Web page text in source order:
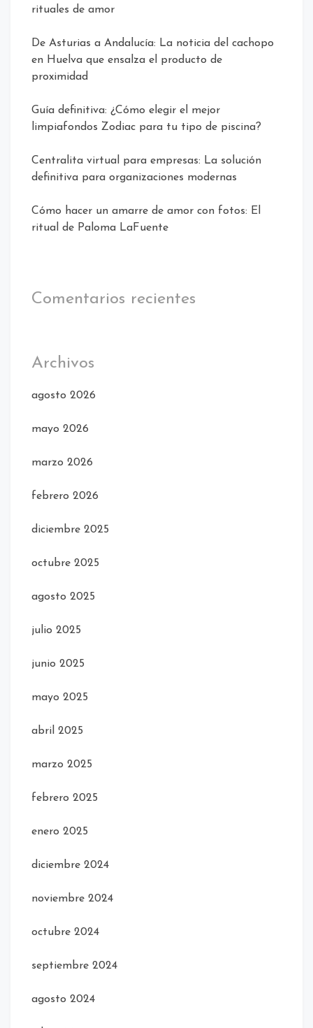
rituales de amor
De Asturias a Andalucía: La noticia del cachopo
en Huelva que ensalza el producto de
proximidad
Guía definitiva: ¿Cómo elegir el mejor
limpiafondos Zodiac para tu tipo de piscina?
Centralita virtual para empresas: La solución
definitiva para organizaciones modernas
Cómo hacer un amarre de amor con fotos: El
ritual de Paloma LaFuente
Comentarios recientes
Archivos
agosto 2026
mayo 2026
marzo 2026
febrero 2026
diciembre 2025
octubre 2025
agosto 2025
julio 2025
junio 2025
mayo 2025
abril 2025
marzo 2025
febrero 2025
enero 2025
diciembre 2024
noviembre 2024
octubre 2024
septiembre 2024
agosto 2024